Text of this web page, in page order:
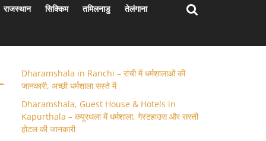
राजस्थान सिक्किम तमिलनाडु तेलंगाना
Dharamshala in Ranchi – रांची में धर्मशालाओं की
जानकारी, अच्छी धर्मशाला सस्ते में
Dharamshala, Guest House & Hotels in
Kapurthala – कपूरथला में धर्मशाला, गेस्टहाउस और सस्ती
होटल की जानकारी